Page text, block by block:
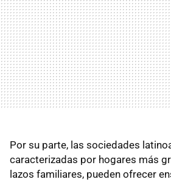
Por su parte, las sociedades
caracterizadas por hogares más
lazos familiares, pueden ofrecer